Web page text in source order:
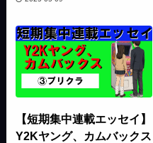
【短期集中連載エッセイ】
Y2Kヤング、カムバックス